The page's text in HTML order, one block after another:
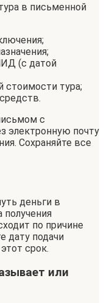
в письменной
(с датой
стоимости тура;
с
электронную почту
Сохраняйте все
деньги в
получения
по причине
дату подачи
срок.
или